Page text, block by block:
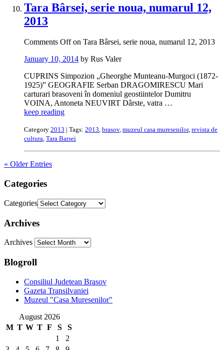
Tara Bârsei, serie noua, numarul 12,
2013
Comments Offon Tara Bârsei, serie noua, numarul 12, 2013
January 10, 2014 by Rus Valer
CUPRINS Simpozion „Gheorghe Munteanu-Murgoci (1872-
1925)” GEOGRAFIE Serban DRAGOMIRESCU Mari
carturari brasoveni în domeniul geostiintelor Dumitru
VOINA, Antoneta NEUVIRT Dârste, vatra …
keep reading
Category 2013 | Tags: 2013, brasov, muzeul casa muresenilor, revista de
cultura, Tara Barsei
« Older Entries
Categories
Categories
Archives
Archives
Blogroll
Consiliul Judetean Brasov
Gazeta Transilvaniei
Muzeul "Casa Muresenilor"
August 2026
M T W T F S
S
1
2